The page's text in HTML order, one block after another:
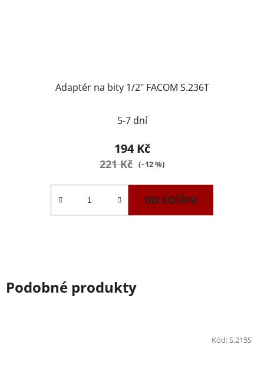
Adaptér na bity 1/2" FACOM S.236T
5-7 dní
194 Kč
221 Kč (–12 %)
DO KOŠÍKU
Podobné produkty
Kód: S.215S